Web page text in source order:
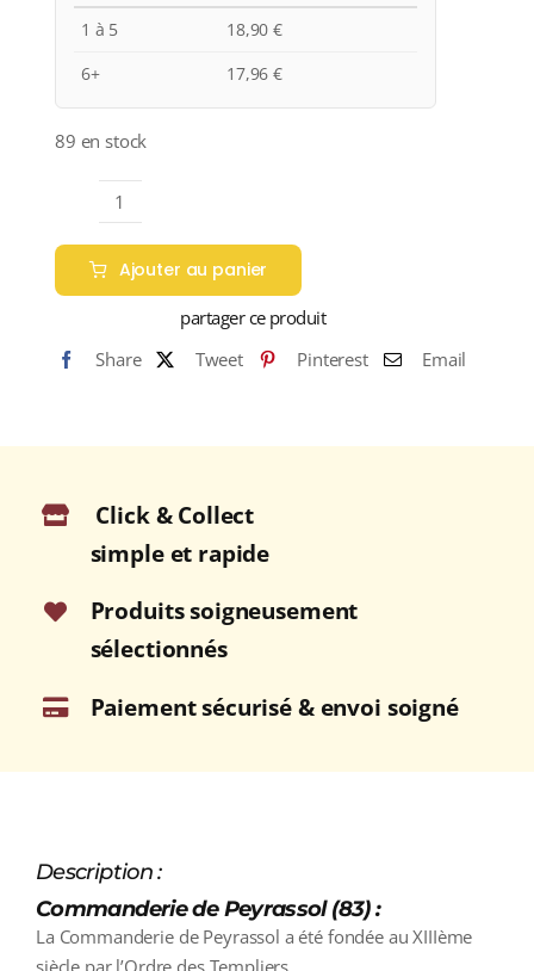
1 à 5
18,90€
6+
17,96€
89 en stock
quantité
de
Commanderie
de
Peyrassol
"CHÂTEAU
CÔTES
PROVENCE
Rosé
2025
Bouteille
Ajouter au panier
partager ce produit
Share
Tweet Pinterest Email
Click & Collect
simple et rapide
Produits soigneusement
sélectionnés
Paiement sécurisé & envoi soigné
Description :
Commanderie de Peyrassol (83) :
La Commanderie de Peyrassol a été fondée au XIIIème